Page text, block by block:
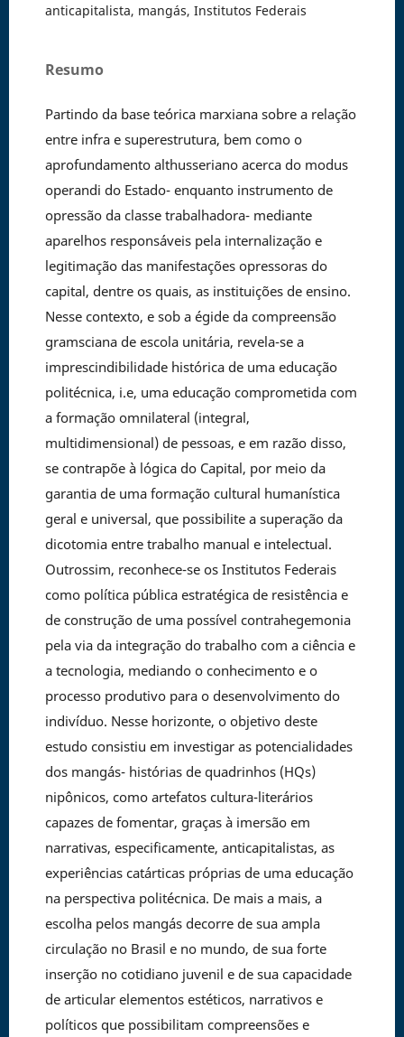
anticapitalista, mangás, Institutos Federais
Resumo
Partindo da base teórica marxiana sobre a relação
entre infra e superestrutura, bem como o
aprofundamento althusseriano acerca do modus
operandi do Estado- enquanto instrumento de
opressão da classe trabalhadora- mediante
aparelhos responsáveis pela internalização e
legitimação das manifestações opressoras do
capital, dentre os quais, as instituições de ensino.
Nesse contexto, e sob a égide da compreensão
gramsciana de escola unitária, revela-se a
imprescindibilidade histórica de uma educação
politécnica, i.e, uma educação comprometida com
a formação omnilateral (integral,
multidimensional) de pessoas, e em razão disso,
se contrapõe à lógica do Capital, por meio da
garantia de uma formação cultural humanística
geral e universal, que possibilite a superação da
dicotomia entre trabalho manual e intelectual.
Outrossim, reconhece-se os Institutos Federais
como política pública estratégica de resistência e
de construção de uma possível contrahegemonia
pela via da integração do trabalho com a ciência e
a tecnologia, mediando o conhecimento e o
processo produtivo para o desenvolvimento do
indivíduo. Nesse horizonte, o objetivo deste
estudo consistiu em investigar as potencialidades
dos mangás- histórias de quadrinhos (HQs)
nipônicos, como artefatos cultura-literários
capazes de fomentar, graças à imersão em
narrativas, especificamente, anticapitalistas, as
experiências catárticas próprias de uma educação
na perspectiva politécnica. De mais a mais, a
escolha pelos mangás decorre de sua ampla
circulação no Brasil e no mundo, de sua forte
inserção no cotidiano juvenil e de sua capacidade
de articular elementos estéticos, narrativos e
políticos que possibilitam compreensões e